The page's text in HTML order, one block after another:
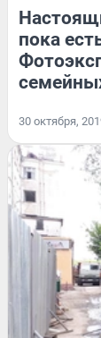
пока
30 октября,